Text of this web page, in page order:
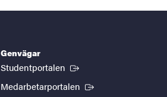
Genvägar
Studentportalen (Extern länk)
Medarbetarportalen (Extern länk)